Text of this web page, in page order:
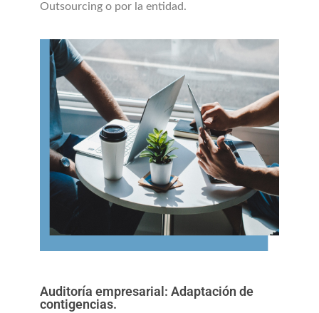
Outsourcing o por la entidad.
Auditoría empresarial: Adaptación de
contigencias.